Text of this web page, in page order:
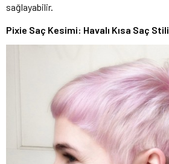
sağlayabilir.
Pixie Saç Kesimi: Havalı Kısa Saç Stili